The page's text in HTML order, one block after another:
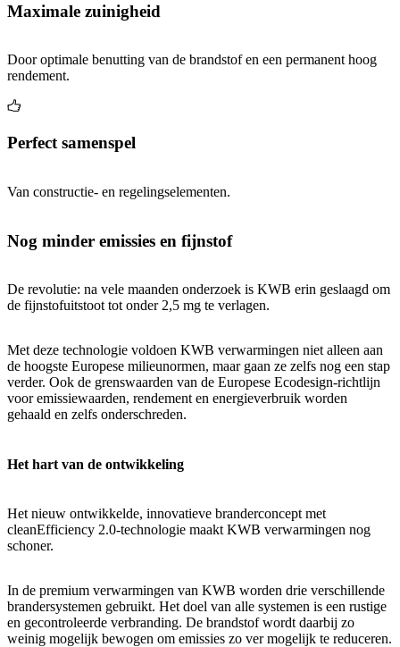
Maximale zuinigheid
Door optimale benutting van de brandstof en een permanent hoog
rendement.
Perfect samenspel
Van constructie- en regelingselementen.
Nog minder emissies en fijnstof
De revolutie: na vele maanden onderzoek is KWB erin geslaagd om
de fijnstofuitstoot tot onder 2,5 mg te verlagen.
Met deze technologie voldoen KWB verwarmingen niet alleen aan
de hoogste Europese milieunormen, maar gaan ze zelfs nog een stap
verder. Ook de grenswaarden van de Europese Ecodesign-richtlijn
voor emissiewaarden, rendement en energieverbruik worden
gehaald en zelfs onderschreden.
Het hart van de ontwikkeling
Het nieuw ontwikkelde, innovatieve branderconcept met
cleanEfficiency 2.0-technologie maakt KWB verwarmingen nog
schoner.
In de premium verwarmingen van KWB worden drie verschillende
brandersystemen gebruikt. Het doel van alle systemen is een rustige
en gecontroleerde verbranding. De brandstof wordt daarbij zo
weinig mogelijk bewogen om emissies zo ver mogelijk te reduceren.